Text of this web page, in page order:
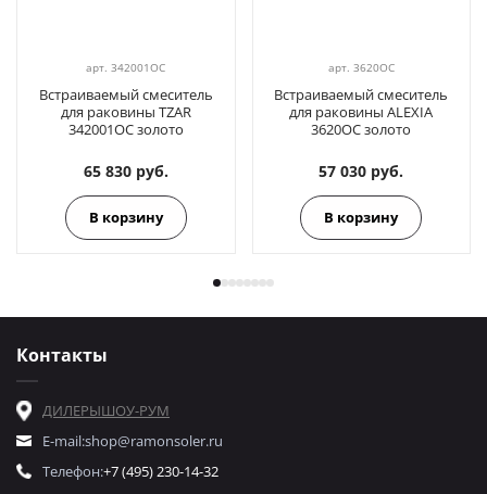
арт.342001OC
Встраиваемый смеситель
для раковины TZAR
342001OC золото
65 830 руб.
В корзину
арт. 3620OC
Встраиваемый смеситель
для раковины ALEXIA
3620OC золото
57 030 руб.
В корзину
Контакты
ДИЛЕРЫШОУ-РУМ
E-mail:shop@ramonsoler.ru
Телефон:+7 (495) 230-14-32